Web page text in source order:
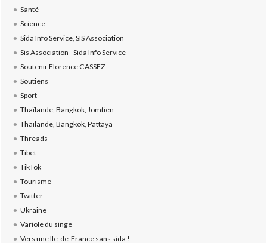
Santé
Science
Sida Info Service, SIS Association
Sis Association - Sida Info Service
Soutenir Florence CASSEZ
Soutiens
Sport
Thaïlande, Bangkok, Jomtien
Thaïlande, Bangkok, Pattaya
Threads
Tibet
TikTok
Tourisme
Twitter
Ukraine
Variole du singe
Vers une Ile-de-France sans sida !